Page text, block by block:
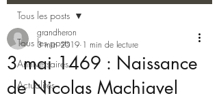
Tous les posts
Anniversaires
Actualités
Tous les posts
3 mai 1469 : Naissance
de Nicolas Machiavel
grandheron
3 mai 2019 1 min de lecture